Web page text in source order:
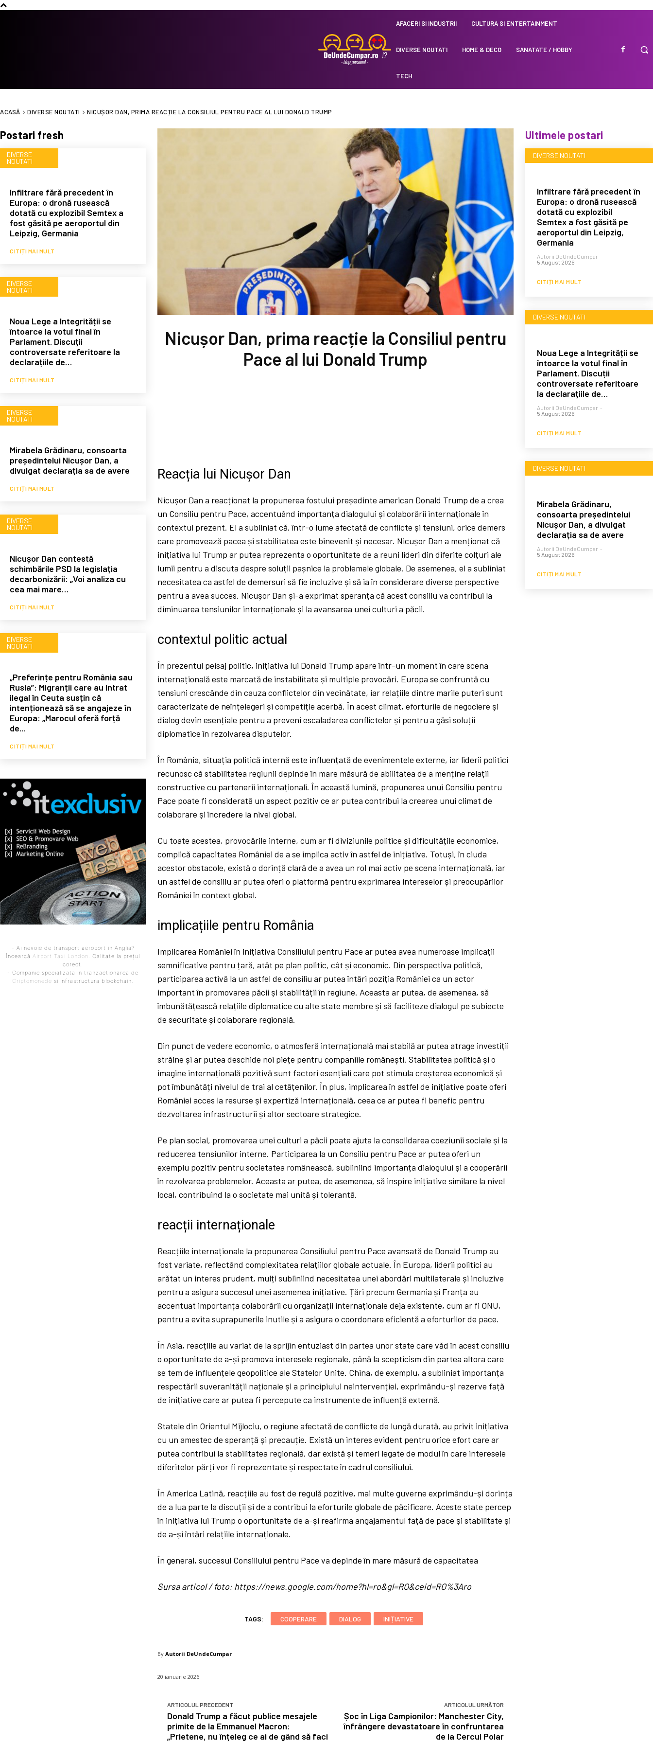
AFACERI SI INDUSTRII CULTURA SI ENTERTAINMENT
DIVERSE NOUTATI HOME & DECO SANATATE / HOBBY
TECH
ACASĂ DIVERSE NOUTATI NICUȘOR DAN, PRIMA REACȚIE LA CONSILIUL PENTRU PACE AL LUI DONALD TRUMP
Postari fresh
DIVERSE
NOUTATI
Infiltrare fără precedent în
Europa: o dronă rusească
dotată cu explozibil Semtex a
fost găsită pe aeroportul din
Leipzig, Germania
CITIȚI MAI MULT
DIVERSE
NOUTATI
Noua Lege a Integrității se
întoarce la votul final în
Parlament. Discuții
controversate referitoare la
declarațiile de…
CITIȚI MAI MULT
DIVERSE
NOUTATI
Mirabela Grădinaru, consoarta
președintelui Nicușor Dan, a
divulgat declarația sa de avere
CITIȚI MAI MULT
DIVERSE
NOUTATI
Nicușor Dan contestă
schimbările PSD la legislația
decarbonizării: „Voi analiza cu
cea mai mare…
CITIȚI MAI MULT
DIVERSE
NOUTATI
„Preferințe pentru România sau
Rusia”: Migranții care au intrat
ilegal în Ceuta susțin că
intenționează să se angajeze în
Europa: „Marocul oferă forță
de...
CITIȚI MAI MULT
- Ai nevoie de transport aeroport in Anglia?
ÎncearcăAirport Taxi London . Calitate la prețul
corect.
- Companie specializata in tranzactionarea de
Criptomonede si infrastructura blockchain.
Nicușor Dan, prima reacție la Consiliul pentru
Pace al lui Donald Trump
Reacția lui Nicușor Dan
Nicușor Dan a reacționat la propunerea fostului președinte american Donald Trump de a crea
un Consiliu pentru Pace, accentuând importanța dialogului și colaborării internaționale în
contextul prezent. El a subliniat că, într-o lume afectată de conflicte și tensiuni, orice demers
care promovează pacea și stabilitatea este binevenit și necesar. Nicușor Dan a menționat că
inițiativa lui Trump ar putea reprezenta o oportunitate de a reuni lideri din diferite colțuri ale
lumii pentru a discuta despre soluții pașnice la problemele globale. De asemenea, el a subliniat
necesitatea ca astfel de demersuri să fie incluzive și să ia în considerare diverse perspective
pentru a avea succes. Nicușor Dan și-a exprimat speranța că acest consiliu va contribui la
diminuarea tensiunilor internaționale și la avansarea unei culturi a păcii.
contextul politic actual
În prezentul peisaj politic, inițiativa lui Donald Trump apare într-un moment în care scena
internațională este marcată de instabilitate și multiple provocări. Europa se confruntă cu
tensiuni crescânde din cauza conflictelor din vecinătate, iar relațiile dintre marile puteri sunt
caracterizate de neînțelegeri și competiție acerbă. În acest climat, eforturile de negociere și
dialog devin esențiale pentru a preveni escaladarea conflictelor și pentru a găsi soluții
diplomatice în rezolvarea disputelor.
În România, situația politică internă este influențată de evenimentele externe, iar liderii politici
recunosc că stabilitatea regiunii depinde în mare măsură de abilitatea de a menține relații
constructive cu partenerii internaționali. În această lumină, propunerea unui Consiliu pentru
Pace poate fi considerată un aspect pozitiv ce ar putea contribui la crearea unui climat de
colaborare și încredere la nivel global.
Cu toate acestea, provocările interne, cum ar fi diviziunile politice și dificultățile economice,
complică capacitatea României de a se implica activ în astfel de inițiative. Totuși, în ciuda
acestor obstacole, există o dorință clară de a avea un rol mai activ pe scena internațională, iar
un astfel de consiliu ar putea oferi o platformă pentru exprimarea intereselor și preocupărilor
României în context global.
implicațiile pentru România
Implicarea României în inițiativa Consiliului pentru Pace ar putea avea numeroase implicații
semnificative pentru țară, atât pe plan politic, cât și economic. Din perspectiva politică,
participarea activă la un astfel de consiliu ar putea întări poziția României ca un actor
important în promovarea păcii și stabilității în regiune. Aceasta ar putea, de asemenea, să
îmbunătățească relațiile diplomatice cu alte state membre și să faciliteze dialogul pe subiecte
de securitate și colaborare regională.
Din punct de vedere economic, o atmosferă internațională mai stabilă ar putea atrage investiții
străine și ar putea deschide noi piețe pentru companiile românești. Stabilitatea politică și o
imagine internațională pozitivă sunt factori esențiali care pot stimula creșterea economică și
pot îmbunătăți nivelul de trai al cetățenilor. În plus, implicarea în astfel de inițiative poate oferi
României acces la resurse și expertiză internațională, ceea ce ar putea fi benefic pentru
dezvoltarea infrastructurii și altor sectoare strategice.
Pe plan social, promovarea unei culturi a păcii poate ajuta la consolidarea coeziunii sociale și la
reducerea tensiunilor interne. Participarea la un Consiliu pentru Pace ar putea oferi un
exemplu pozitiv pentru societatea românească, subliniind importanța dialogului și a cooperării
în rezolvarea problemelor. Aceasta ar putea, de asemenea, să inspire inițiative similare la nivel
local, contribuind la o societate mai unită și tolerantă.
reacții internaționale
Reacțiile internaționale la propunerea Consiliului pentru Pace avansată de Donald Trump au
fost variate, reflectând complexitatea relațiilor globale actuale. În Europa, liderii politici au
arătat un interes prudent, mulți subliniind necesitatea unei abordări multilaterale și incluzive
pentru a asigura succesul unei asemenea inițiative. Țări precum Germania și Franța au
accentuat importanța colaborării cu organizații internaționale deja existente, cum ar fi ONU,
pentru a evita suprapunerile inutile și a asigura o coordonare eficientă a eforturilor de pace.
În Asia, reacțiile au variat de la sprijin entuziast din partea unor state care văd în acest consiliu
o oportunitate de a-și promova interesele regionale, până la scepticism din partea altora care
se tem de influențele geopolitice ale Statelor Unite. China, de exemplu, a subliniat importanța
respectării suveranității naționale și a principiului neintervenției, exprimându-și rezerve față
de inițiative care ar putea fi percepute ca instrumente de influență externă.
Statele din Orientul Mijlociu, o regiune afectată de conflicte de lungă durată, au privit inițiativa
cu un amestec de speranță și precauție. Există un interes evident pentru orice efort care ar
putea contribui la stabilitatea regională, dar există și temeri legate de modul în care interesele
diferitelor părți vor fi reprezentate și respectate în cadrul consiliului.
În America Latină, reacțiile au fost de regulă pozitive, mai multe guverne exprimându-și dorința
de a lua parte la discuții și de a contribui la eforturile globale de păcificare. Aceste state percep
în inițiativa lui Trump o oportunitate de a-și reafirma angajamentul față de pace și stabilitate și
de a-și întări relațiile internaționale.
În general, succesul Consiliului pentru Pace va depinde în mare măsură de capacitatea
Sursa articol / foto: https://news.google.com/home?hl=ro&gl=RO&ceid=RO%3Aro
TAGS: COOPERARE DIALOG INIȚIATIVE
By Autorii DeUndeCumpar
20 ianuarie 2026
ARTICOLUL PRECEDENT
Donald Trump a făcut publice mesajele
primite de la Emmanuel Macron:
„Prietene, nu înțeleg ce ai de gând să faci
ARTICOLUL URMĂTOR
Șoc în Liga Campionilor: Manchester City,
înfrângere devastatoare în confruntarea
de la Cercul Polar
Ultimele postari
DIVERSE NOUTATI
Infiltrare fără precedent în
Europa: o dronă rusească
dotată cu explozibil
Semtex a fost găsită pe
aeroportul din Leipzig,
Germania
Autorii DeUndeCumpar -
5 August 2026
CITIȚI MAI MULT
DIVERSE NOUTATI
Noua Lege a Integrității se
întoarce la votul final în
Parlament. Discuții
controversate referitoare
la declarațiile de…
Autorii DeUndeCumpar -
5 August 2026
CITIȚI MAI MULT
DIVERSE NOUTATI
Mirabela Grădinaru,
consoarta președintelui
Nicușor Dan, a divulgat
declarația sa de avere
Autorii DeUndeCumpar -
5 August 2026
CITIȚI MAI MULT